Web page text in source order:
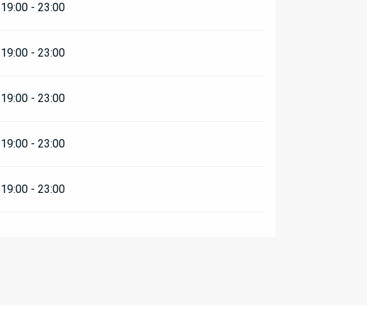
19:00 - 23:00
19:00 - 23:00
19:00 - 23:00
19:00 - 23:00
19:00 - 23:00